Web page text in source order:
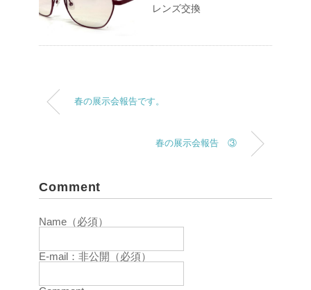
レンズ交換
春の展示会報告です。
春の展示会報告 ③
Comment
Name（必須）
E-mail：非公開（必須）